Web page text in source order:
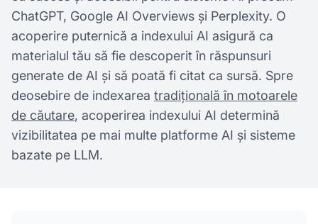
ChatGPT, Google AI Overviews și Perplexity. O
acoperire puternică a indexului AI asigură ca
materialul tău să fie descoperit în răspunsuri
generate de AI și să poată fi citat ca sursă. Spre
deosebire de indexarea tradițională în motoarele
de căutare, acoperirea indexului AI determină
vizibilitatea pe mai multe platforme AI și sisteme
bazate pe LLM.